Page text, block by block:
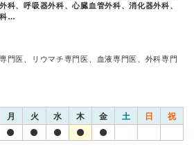
科、呼吸器外科、心臓血管外科、消化器外科、
科…
門医、リウマチ専門医、血液専門医、外科専門
月 火 水 木 金 土 日 祝